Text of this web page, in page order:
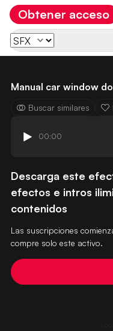
Obtener acceso
Manual car window
Buscar similares
00:00
Descarga este
efectos e intros
contenidos
Las suscripciones
compre solo este activo.